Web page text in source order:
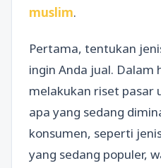
muslim.
Pertama, tentukan
ingin Anda jual. Dalam
melakukan riset pasar
apa yang sedang
konsumen, seperti
yang sedang populer,